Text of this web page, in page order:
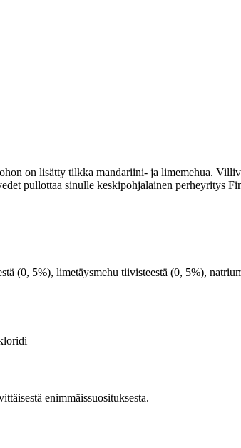
on lisätty tilkka mandariini- ja limemehua.
pullottaa sinulle keskipohjalainen perheyritys
(0, 5%), limetäysmehu tiivisteestä (0, 5%),
enimmäissuosituksesta.